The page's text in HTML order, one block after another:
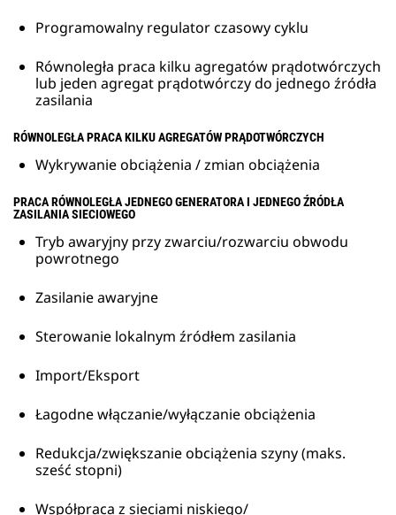
Programowalny regulator czasowy cyklu
Równoległa praca kilku agregatów prądotwórczych
lub jeden agregat prądotwórczy do jednego źródła
zasilania
RÓWNOLEGŁA PRACA KILKU AGREGATÓW PRĄDOTWÓRCZYCH
Wykrywanie obciążenia / zmian obciążenia
PRACA RÓWNOLEGŁA JEDNEGO GENERATORA I JEDNEGO ŹRÓDŁA
ZASILANIA SIECIOWEGO
Tryb awaryjny przy zwarciu/rozwarciu obwodu
powrotnego
Zasilanie awaryjne
Sterowanie lokalnym źródłem zasilania
Import/Eksport
Łagodne włączanie/wyłączanie obciążenia
Redukcja/zwiększanie obciążenia szyny (maks.
sześć stopni)
Współpraca z sieciami niskiego/